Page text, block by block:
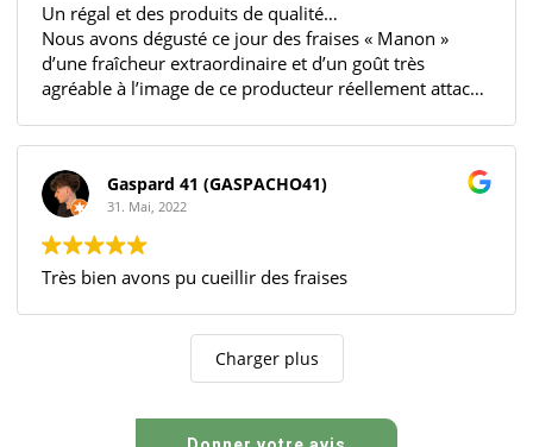
Un régal et des produits de qualité…
Nous avons dégusté ce jour des fraises « Manon »
d’une fraîcheur extraordinaire et d’un goût très
agréable à l’image de ce producteur réellement attaché
Gaspard 41 (GASPACHO41)
31. Mai, 2022
Très bien avons pu cueillir des fraises
Charger plus